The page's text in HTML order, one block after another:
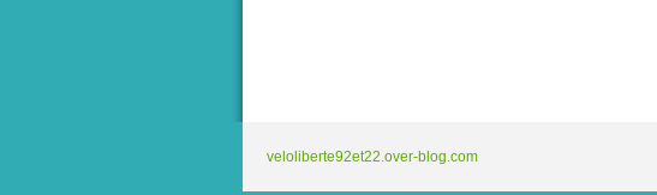
veloliberte92et22.over-blog.com